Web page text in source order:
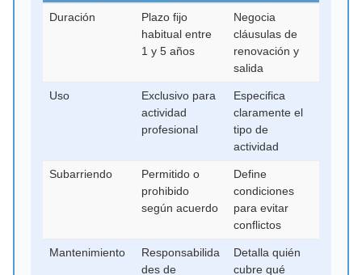
Duración
Plazo fijo
habitual entre
1 y 5 años
Negocia
cláusulas de
renovación y
salida
Uso
Exclusivo para
actividad
profesional
Especifica
claramente el
tipo de
actividad
Subarriendo
Permitido o
prohibido
según acuerdo
Define
condiciones
para evitar
conflictos
Mantenimiento
Responsabilida
des de
Detalla quién
cubre qué